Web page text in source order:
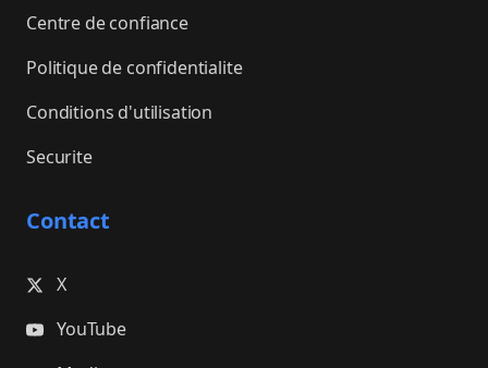
Centre de confiance
Politique de confidentialite
Conditions d'utilisation
Securite
Contact
X
YouTube